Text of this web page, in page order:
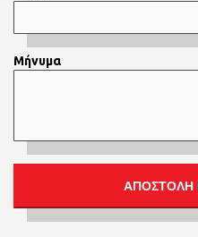
Μήνυμα